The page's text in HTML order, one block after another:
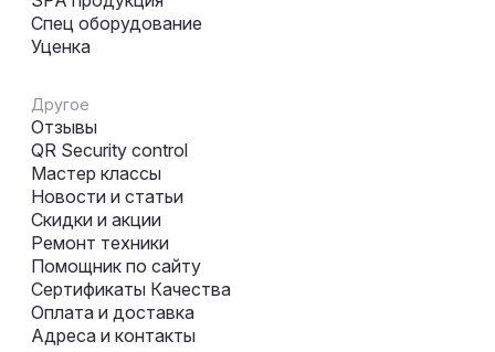
Спец оборудование
Уценка
Другое
Отзывы
QR Security control
Мастер классы
Новости и статьи
Скидки и акции
Ремонт техники
Помощник по сайту
Сертификаты Качества
Оплата и доставка
Адреса и контакты